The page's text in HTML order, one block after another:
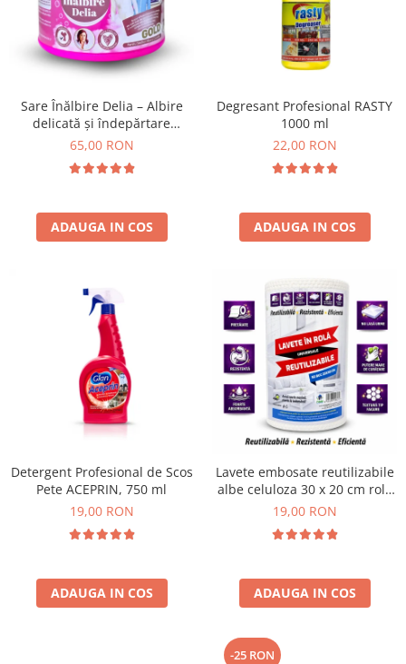
Insecticide
Dezinfectante
Absorbanti de Umiditate & Rezerve
Bioactivatori & Tratamente Fose
Septice
Manusi Protectie
Solutii curatare mobila
Ceaiuri
Cosmetice
Vopsea Par
Ingrijire Par
Ingrijire corp
Ingrijire maini
Ingrijire picioare
Îngrijire Ten
Curatare Intretinere Incaltaminte
Fond de ten
Sampon
Sare de baie
Servetele Umede
Sare Înălbire Delia – Albire
delicată și îndepărtare
eficientă a petelor 500 g
65,00 RON
ADAUGA IN COS
Degresant Profesional RASTY
1000 ml
22,00 RON
ADAUGA IN COS
Detergent Profesional de Scos
Pete ACEPRIN, 750 ml
19,00 RON
ADAUGA IN COS
Lavete embosate reutilizabile
albe celuloza 30 x 20 cm rola
50 bucati
19,00 RON
ADAUGA IN COS
-25 RON